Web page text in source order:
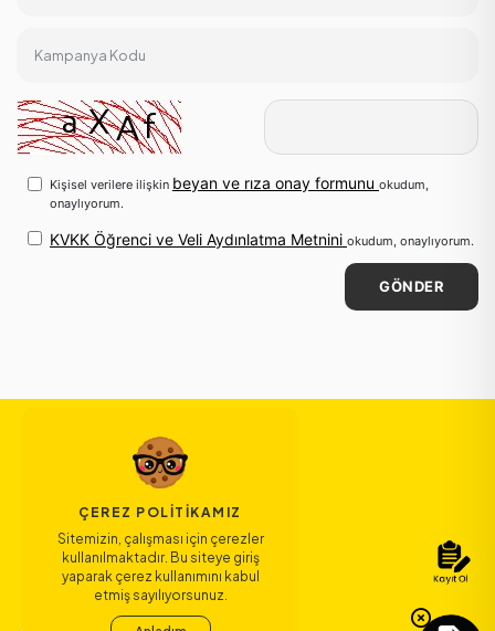
Kampanya Kodu
Kişisel verilere ilişkin beyan ve rıza onay formunu okudum,
onaylıyorum.
KVKK Öğrenci ve Veli Aydınlatma Metnini okudum, onaylıyorum.
GÖNDER
ÇEREZ POLITIKAMIZ
Sitemizin, çalışması için çerezler
kullanılmaktadır. Bu siteye giriş
yaparak çerez kullanımını kabul
etmiş sayılıyorsunuz.